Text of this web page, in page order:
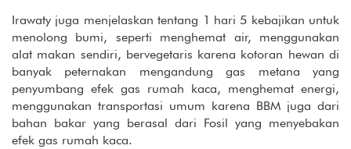
Irawaty juga menjelaskan tentang 1 hari 5 kebajikan untuk
menolong bumi, seperti menghemat air, menggunakan
alat makan sendiri, bervegetaris karena kotoran hewan di
banyak peternakan mengandung gas metana yang
penyumbang efek gas rumah kaca, menghemat energi,
menggunakan transportasi umum karena BBM juga dari
bahan bakar yang berasal dari Fosil yang menyebakan
efek gas rumah kaca.